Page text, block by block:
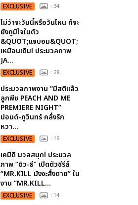
EXCLUSIVE : 34
ไม่ว่าจะวันนี้หรือวันไหน ก็จะ
ยังภูมิใจในตัว
&QUOT;แจบอม&QUOT;
เหมือนเดิม! ประมวลภาพ
JA...
EXCLUSIVE : 28
ประมวลภาพงาน “มีสติแล้ว
ลูกพีช PEACH AND ME
PREMIERE NIGHT”
ปอนด์-ภูวินทร์ คลั่งรัก
หวา...
EXCLUSIVE : 16
เคมีดี มวลสนุก! ประมวล
ภาพ “ดิว-ธี” เปิดตัวซีรีส์
“MR.KILL มังงะสั่งตาย” ใน
งาน “MR.KILL...
EXCLUSIVE : 14